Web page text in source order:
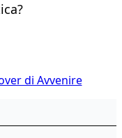
di Avvenire